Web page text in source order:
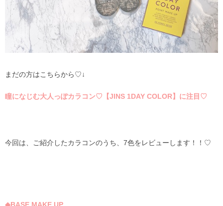
まだの方はこちらから♡↓
瞳になじむ大人っぽカラコン♡【JINS 1DAY COLOR】に注目♡
今回は、ご紹介したカラコンのうち、7色をレビューします！！♡